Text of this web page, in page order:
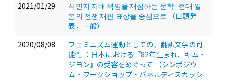
2021/01/29
식민지 지배 책임을 재심하는 문학 : 현대 일
본의 전쟁 재판 표상을 중심으로
（口頭発
表，一般）
2020/08/08
フェミニズム運動としての、翻訳文学の可
能性 ：日本における『82年生まれ、キム・
ジヨン』の受容をめぐって
（シンポジウ
ム・ワークショップ・パネルディスカッシ